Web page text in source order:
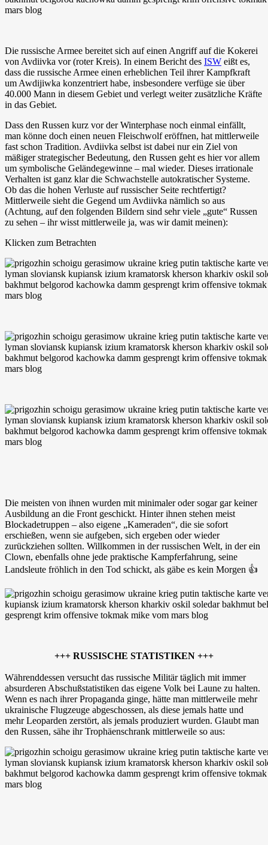
Die russische Armee bereitet sich auf einen Angriff auf die Kokerei
von Avdiivka vor (roter Kreis). In einem Bericht des ISW eißt es,
dass die russische Armee einen erheblichen Teil ihrer Kampfkraft
um Awdijiwka konzentriert habe, insbesondere verfüge sie über
40.000 Mann in diesem Gebiet und verlegt weiter zusätzliche Kräfte
in das Gebiet.
Dass den Russen kurz vor der Winterphase noch einmal einfällt,
man könne doch einen neuen Fleischwolf eröffnen, hat mittlerweile
fast schon Tradition. Avdiivka selbst ist dabei nur ein Ziel von
mäßiger strategischer Bedeutung, den Russen geht es hier vor allem
um symbolische Geländegewinne – mal wieder. Dieses irrationale
Verhalten ist ganz klar die Schwachstelle autokratischer Systeme.
Ob das die hohen Verluste auf russischer Seite rechtfertigt?
Mittlerweile sieht die Gegend um Avdiivka nämlich so aus
(Achtung, auf den folgenden Bildern sind sehr viele „gute“ Russen
zu sehen – ihr wisst mittlerweile ja, was wir damit meinen):
Klicken zum Betrachten
Die meisten von ihnen wurden mit minimaler oder sogar gar keiner
Ausbildung an die Front geschickt. Hinter ihnen stehen meist
Blockadetruppen – also eigene „Kameraden“, die sie sofort
erschießen, wenn sie aufgeben, sich ergeben oder wieder
zurückziehen sollten. Willkommen in der russischen Welt, in der ein
Clown, ebenfalls ohne jede praktische Kampferfahrung, seine
Landsleute fröhlich in den Tod schickt, als gäbe es kein Morgen 👍
+++ RUSSISCHE STATISTIKEN +++
Währenddessen versucht das russische Militär täglich mit immer
absurderen Abschußstatistiken das eigene Volk bei Laune zu halten.
Wenn es nach ihrer Propaganda ginge, hätte man mittlerweile mehr
ukrainische Flugzeuge abgeschossen, als diese jemals hatte und
mehr Leoparden zerstört, als jemals produziert wurden. Glaubt man
den Russen, sähe ihr Trophäenschrank mittlerweile so aus: